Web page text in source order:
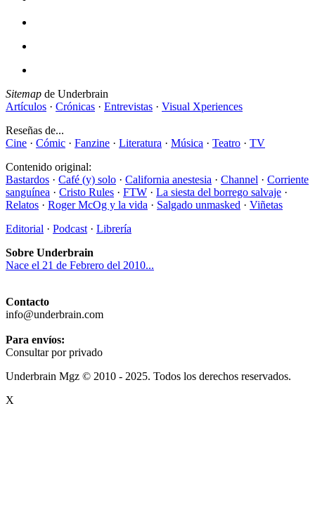
Sitemap de Underbrain
Artículos · Crónicas · Entrevistas · Visual Xperiences
Reseñas de...
Cine · Cómic · Fanzine · Literatura · Música · Teatro · TV
Contenido original:
Bastardos · Café (y) solo · California anestesia · Channel · Corriente
sanguínea · Cristo Rules · FTW · La siesta del borrego salvaje ·
Relatos · Roger McOg y la vida · Salgado unmasked · Viñetas
Editorial · Podcast · Librería
Sobre Underbrain
Nace el 21 de Febrero del 2010...
Contacto
info@underbrain.com
Para envíos:
Consultar por privado
Underbrain Mgz © 2010 - 2025. Todos los derechos reservados.
X